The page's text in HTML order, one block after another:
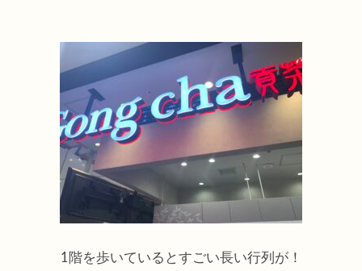
1階を歩いているとすごい長い行列が！